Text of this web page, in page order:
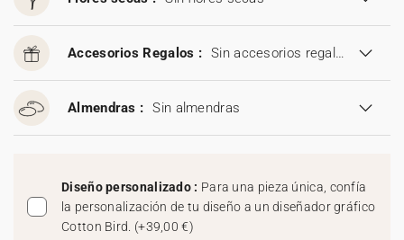
Accesorios Regalos : Sin accesorios regalos
Almendras : Sin almendras
Diseño personalizado : Para una pieza única, confía
la personalización de tu diseño a un diseñador gráfico
Cotton Bird. (+39,00 €)